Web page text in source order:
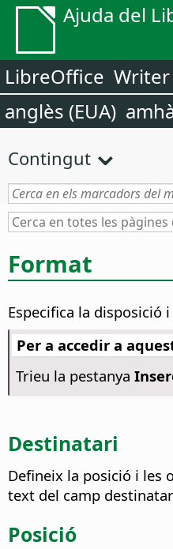
Ajuda del
LibreOffice Writer
anglès (EUA)
Contingut
Format
Especifica la disposició
Per a accedir a
Trieu la pestanya
Destinatari
Defineix la posició i les
text del camp
Posició